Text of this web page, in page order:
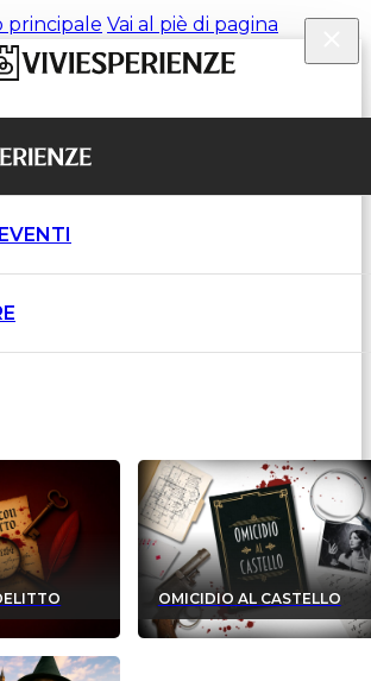
principale Vai al piè di pagina
OMICIDIO AL CASTELLO